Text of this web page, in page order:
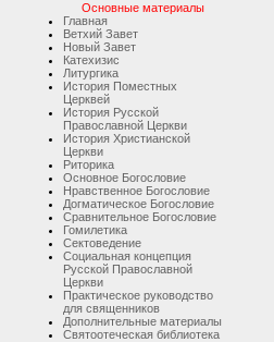
Основные материалы
Главная
Ветхий Завет
Новый Завет
Катехизис
Литургика
История Поместных
Церквей
История Русской
Православной Церкви
История Христианской
Церкви
Риторика
Основное Богословие
Нравственное Богословие
Догматическое Богословие
Сравнительное Богословие
Гомилетика
Сектоведение
Социальная концепция
Русской Православной
Церкви
Практическое руководство
для священников
Дополнительные материалы
Святоотеческая библиотека